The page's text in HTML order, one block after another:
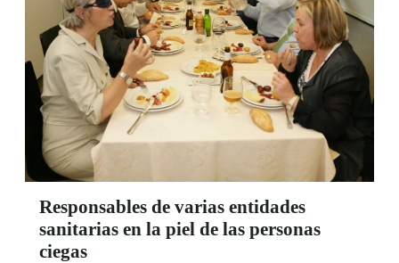
Responsables de varias entidades
sanitarias en la piel de las personas
ciegas